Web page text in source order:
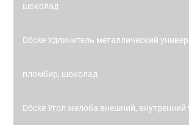
шоколад
Döcke Удлинитель металлический
пломбир, шоколад
Döcke Угол желоба внешний, внутренний